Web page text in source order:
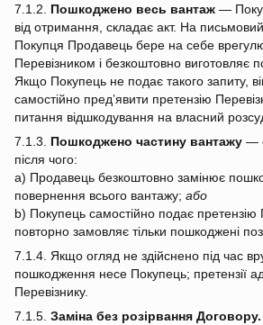
7.1.2. Пошкоджено весь вантаж —
від отримання, складає акт. На
Покупця Продавець бере на себе
Перевізником і безкоштовно виготовляє
Якщо Покупець не подає такого запиту,
самостійно пред’явити претензію
питання відшкодування на власний
7.1.3. Пошкоджено частину вантажу —
після чого:
a) Продавець безкоштовно замінює
повернення всього вантажу; або
b) Покупець самостійно подає претензію
повторно замовляє тільки пошкоджені
7.1.4. Якщо огляд не здійснено під час
пошкодження несе Покупець; претензії
Перевізнику.
7.1.5. Заміна без розірвання Договору.